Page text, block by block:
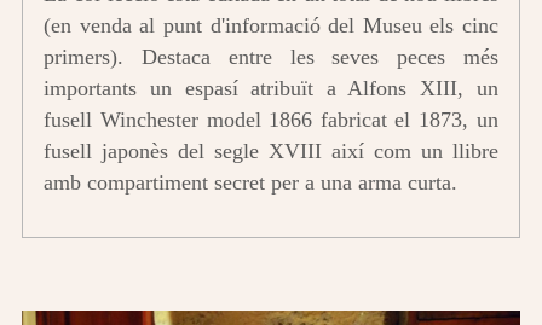
(en venda al punt d'informació del Museu els cinc
primers). Destaca entre les seves peces més
importants un espasí atribuït a Alfons XIII, un
fusell Winchester model 1866 fabricat el 1873, un
fusell japonès del segle XVIII així com un llibre
amb compartiment secret per a una arma curta.